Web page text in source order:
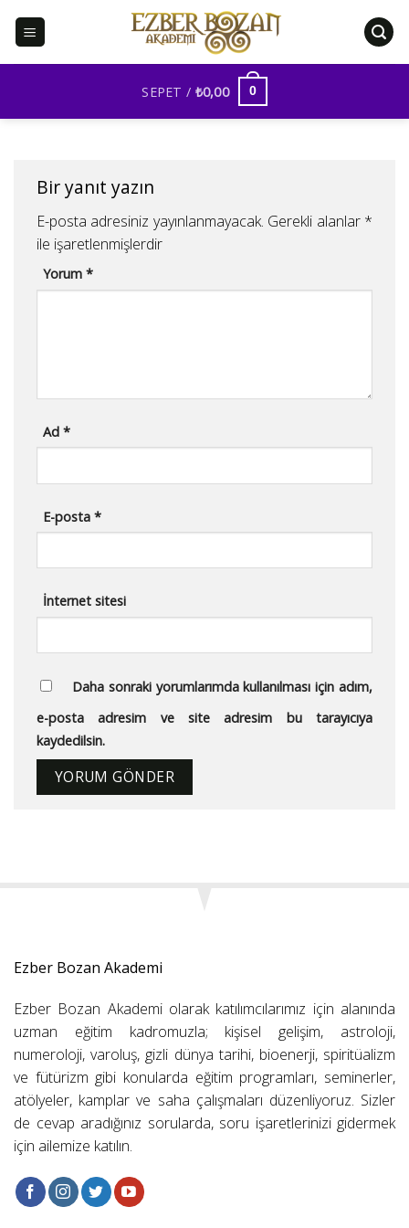
SEPET / ₺0,00 0
Bir yanıt yazın
E-posta adresiniz yayınlanmayacak. Gerekli alanlar *
ile işaretlenmişlerdir
Yorum*
Ad*
E-posta*
İnternet sitesi
Daha sonraki yorumlarımda kullanılması için adım,
e-posta adresim ve site adresim bu tarayıcıya
kaydedilsin.
Ezber Bozan Akademi
Ezber Bozan Akademi olarak katılımcılarımız için alanında
uzman eğitim kadromuzla; kişisel gelişim, astroloji,
numeroloji, varoluş, gizli dünya tarihi, bioenerji, spiritüalizm
ve fütürizm gibi konularda eğitim programları, seminerler,
atölyeler, kamplar ve saha çalışmaları düzenliyoruz. Sizler
de cevap aradığınız sorularda, soru işaretlerinizi gidermek
için ailemize katılın.